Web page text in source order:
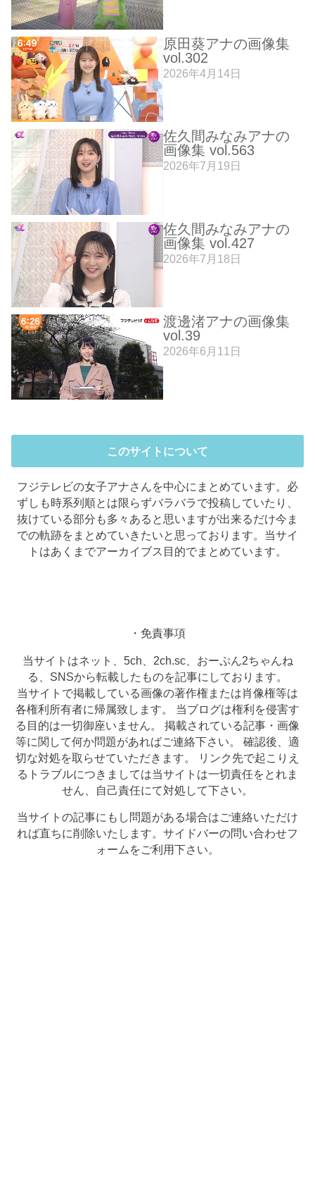
原田葵アナの画像集
vol.302
2026年4月14日
佐久間みなみアナの
画像集 vol.563
2026年7月19日
佐久間みなみアナの
画像集 vol.427
2026年7月18日
渡邊渚アナの画像集
vol.39
2026年6月11日
このサイトについて
フジテレビの女子アナさんを中心にまとめています。必
ずしも時系列順とは限らずバラバラで投稿していたり、
抜けている部分も多々あると思いますが出来るだけ今ま
での軌跡をまとめていきたいと思っております。当サイ
トはあくまでアーカイブス目的でまとめています。
・免責事項
当サイトはネット、5ch、2ch.sc、おーぷん2ちゃんね
る、SNSから転載したものを記事にしております。
当サイトで掲載している画像の著作権または肖像権等は
各権利所有者に帰属致します。 当ブログは権利を侵害す
る目的は一切御座いません。 掲載されている記事・画像
等に関して何か問題があればご連絡下さい。 確認後、適
切な対処を取らせていただきます。 リンク先で起こりえ
るトラブルにつきましては当サイトは一切責任をとれま
せん、自己責任にて対処して下さい。
当サイトの記事にもし問題がある場合はご連絡いただけ
れば直ちに削除いたします。サイドバーの問い合わせフ
ォームをご利用下さい。